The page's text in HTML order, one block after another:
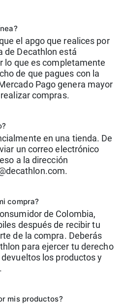
el apgo que realices por
de Decathlon está
lo que es completamente
de que pagues con la
Pago genera mayor
compras.
en una tienda. De
un correo electrónico
a la dirección
compra?
de Colombia,
después de recibir tu
de la compra. Deberás
para ejercer tu derecho
los productos y
mis productos?